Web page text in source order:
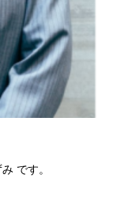
です。